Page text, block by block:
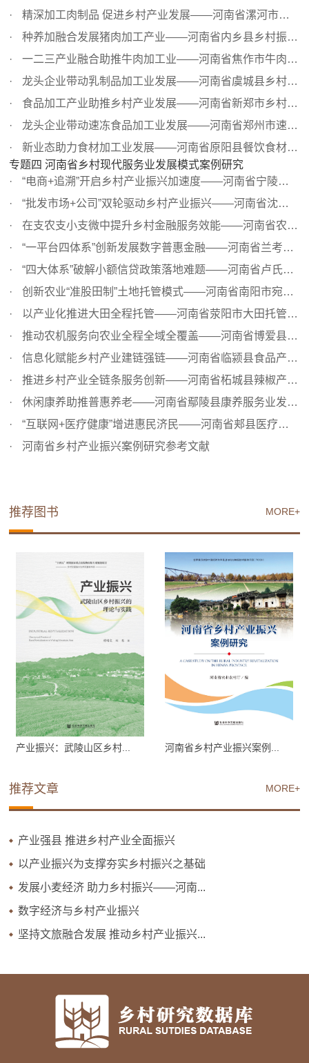
精深加工肉制品 促进乡村产业发展——河南省漯河市乡村产业...
种养加融合发展猪肉加工产业——河南省内乡县乡村振兴案例
一二三产业融合助推牛肉加工业——河南省焦作市牛肉加工产...
龙头企业带动乳制品加工业发展——河南省虞城县乡村产业振...
食品加工产业助推乡村产业发展——河南省新郑市乡村产业振...
龙头企业带动速冻食品加工业发展——河南省郑州市速冻食品...
新业态助力食材加工业发展——河南省原阳县餐饮食材加工业...
专题四 河南省乡村现代服务业发展模式案例研究
“电商+追溯”开启乡村产业振兴加速度——河南省宁陵县农村...
“批发市场+公司”双轮驱动乡村产业振兴——河南省沈丘县李...
在支农支小支微中提升乡村金融服务效能——河南省农村信用...
“一平台四体系”创新发展数字普惠金融——河南省兰考县金...
“四大体系”破解小额信贷政策落地难题——河南省卢氏县小...
创新农业“准股田制”土地托管模式——河南省南阳市宛城区...
以产业化推进大田全程托管——河南省荥阳市大田托管高效发...
推动农机服务向农业全程全域全覆盖——河南省博爱县乡村现...
信息化赋能乡村产业建链强链——河南省临颍县食品产业发展...
推进乡村产业全链条服务创新——河南省柘城县辣椒产业服务...
休闲康养助推普惠养老——河南省鄢陵县康养服务业发展案例
“互联网+医疗健康”增进惠民济民——河南省郏县医疗健康服...
河南省乡村产业振兴案例研究参考文献
MORE+
推荐图书
产业振兴：武陵山区乡村... 河南省乡村产业振兴案例...
MORE+
推荐文章
产业强县 推进乡村产业全面振兴
以产业振兴为支撑夯实乡村振兴之基础
发展小麦经济 助力乡村振兴——河南...
数字经济与乡村产业振兴
坚持文旅融合发展 推动乡村产业振兴...